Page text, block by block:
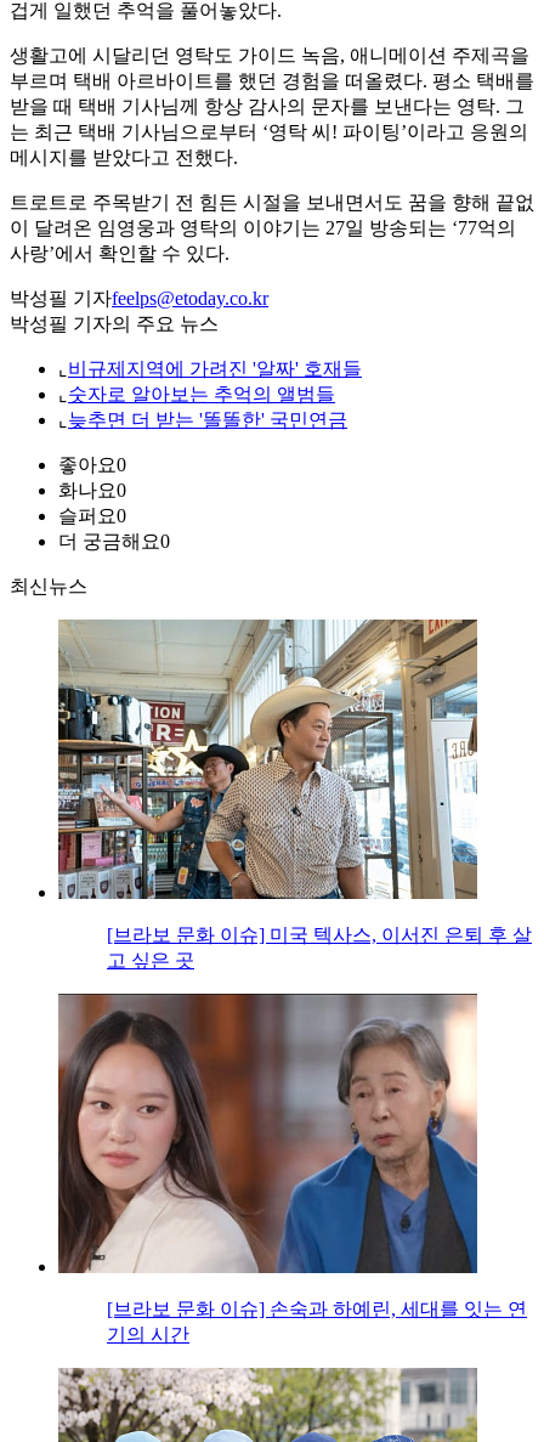
겁게 일했던 추억을 풀어놓았다.
생활고에 시달리던 영탁도 가이드 녹음, 애니메이션 주제곡을
부르며 택배 아르바이트를 했던 경험을 떠올렸다. 평소 택배를
받을 때 택배 기사님께 항상 감사의 문자를 보낸다는 영탁. 그
는 최근 택배 기사님으로부터 ‘영탁 씨! 파이팅’이라고 응원의
메시지를 받았다고 전했다.
트로트로 주목받기 전 힘든 시절을 보내면서도 꿈을 향해 끝없
이 달려온 임영웅과 영탁의 이야기는 27일 방송되는 ‘77억의
사랑’에서 확인할 수 있다.
박성필 기자feelps@etoday.co.kr
박성필 기자의 주요 뉴스
⌞ 비규제지역에 가려진 '알짜' 호재들
⌞ 숫자로 알아보는 추억의 앨범들
⌞ 늦추면 더 받는 '똘똘한' 국민연금
좋아요0
화나요0
슬퍼요0
더 궁금해요0
최신뉴스
[브라보 문화 이슈] 미국 텍사스, 이서진 은퇴 후 살
고 싶은 곳
[브라보 문화 이슈] 손숙과 하예린, 세대를 잇는 연
기의 시간